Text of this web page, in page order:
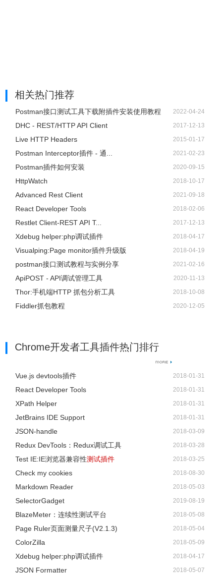
相关热门推荐
Postman接口测试工具下载附插件安装使用教程 2022-04-24
DHC - REST/HTTP API Client 2017-12-13
Live HTTP Headers 2015-01-17
Postman Interceptor插件 - 通... 2021-02-23
Postman插件如何安装 2020-09-15
HttpWatch 2018-10-17
Advanced Rest Client 2021-09-18
React Developer Tools 2018-02-06
Restlet Client-REST API T... 2017-12-13
Xdebug helper:php调试插件 2018-04-17
Visualping:Page monitor插件升级版 2018-04-19
postman接口测试教程与实例分享 2021-02-16
ApiPOST - API调试管理工具 2020-11-13
Thor:手机端HTTP 抓包分析工具 2018-10-08
Fiddler抓包教程 2020-12-05
Chrome开发者工具插件热门排行
Vue.js devtools插件 2018-01-31
React Developer Tools 2018-01-31
XPath Helper 2018-01-31
JetBrains IDE Support 2018-01-31
JSON-handle 2018-03-09
Redux DevTools：Redux调试工具 2018-03-28
Test IE:IE浏览器兼容性测试插件 2018-03-25
Check my cookies 2018-08-30
Markdown Reader 2018-05-03
SelectorGadget 2019-08-19
BlazeMeter：连续性测试平台 2018-05-08
Page Ruler页面测量尺子(V2.1.3) 2018-05-04
ColorZilla 2018-05-09
Xdebug helper:php调试插件 2018-04-17
JSON Formatter 2018-05-07